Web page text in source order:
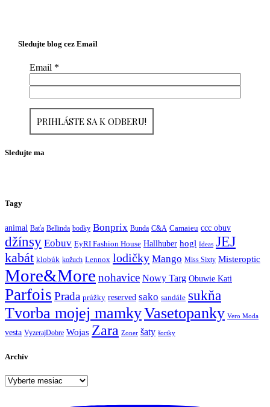
Sledujte blog cez Email
Email *
Sledujte ma
Tagy
animal Baťa Bellinda bodky Bonprix Bunda C&A Camaieu ccc obuv
džínsy Eobuv EyRI Fashion House Hallhuber hogl Ideas JEJ
kabát klobúk kožuch Lennox lodičky Mango Miss Sixty Misteroptic
More&More nohavice Nowy Targ Obuwie Kati
Parfois Prada prúžky reserved sako sandále sukňa
Tvorba mojej mamkyVasetopanky Vero Moda
vesta VyzerajDobre Wojas Zara Zoner šaty šortky
Archív
Archív